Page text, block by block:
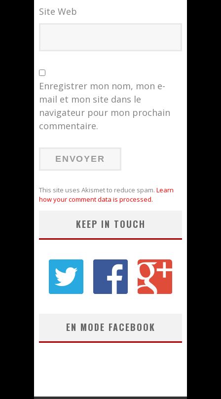
Site Web
Enregistrer mon nom, mon e-
mail et mon site dans le
navigateur pour mon prochain
commentaire.
This site uses Akismet to reduce spam. Learn
how your comment data is processed.
KEEP IN TOUCH
EN MODE FACEBOOK